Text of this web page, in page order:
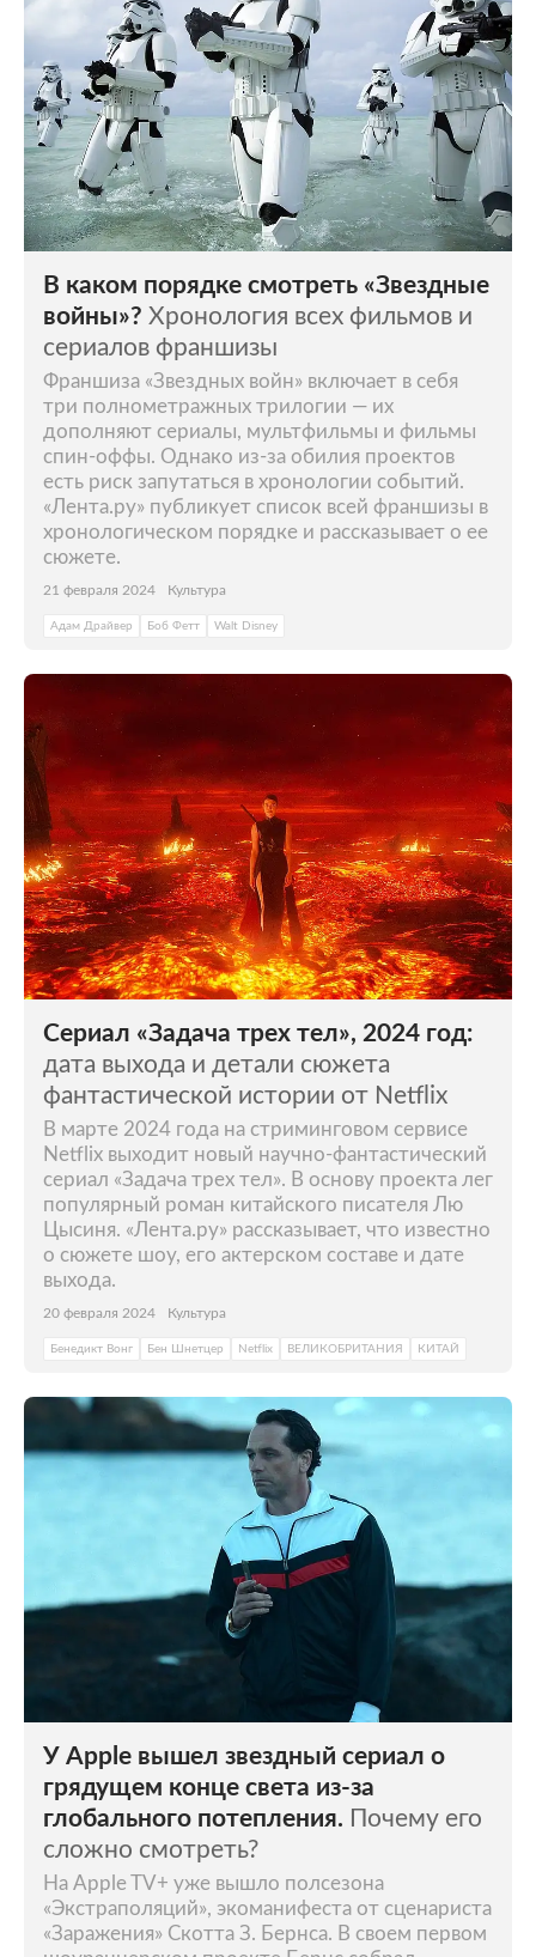
В каком порядке смотреть «Звездные
войны»? Хронология всех фильмов и
сериалов франшизы
Франшиза «Звездных войн» включает в себя
три полнометражных трилогии — их
дополняют сериалы, мультфильмы и фильмы
спин-оффы. Однако из-за обилия проектов
есть риск запутаться в хронологии событий.
«Лента.ру» публикует список всей франшизы в
хронологическом порядке и рассказывает о ее
сюжете.
21 февраля 2024 Культура
Адам Драйвер Боб Фетт Walt Disney
Сериал «Задача трех тел», 2024 год:
дата выхода и детали сюжета
фантастической истории от Netflix
В марте 2024 года на стриминговом сервисе
Netflix выходит новый научно-фантастический
сериал «Задача трех тел». В основу проекта лег
популярный роман китайского писателя Лю
Цысиня. «Лента.ру» рассказывает, что известно
о сюжете шоу, его актерском составе и дате
выхода.
20 февраля 2024 Культура
Бенедикт Вонг Бен Шнетцер Netflix ВЕЛИКОБРИТАНИЯ КИТАЙ
У Apple вышел звездный сериал о
грядущем конце света из-за
глобального потепления. Почему его
сложно смотреть?
На Apple TV+ уже вышло полсезона
«Экстраполяций», экоманифеста от сценариста
«Заражения» Скотта З. Бернса. В своем первом